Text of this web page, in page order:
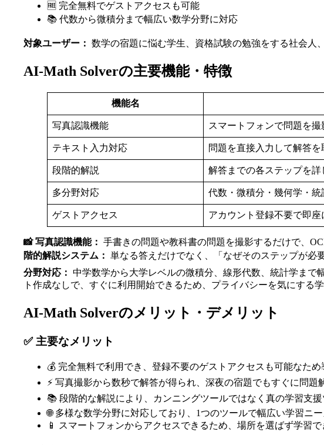
🆓 完全無料でゲストアクセスも可能
📚 代数から微積分まで幅広い数学分野に対応
対象ユーザー： 数学の宿題に悩む学生、資格試験の勉強をする社会人
AI-Math Solverの主要機能・特徴
機能名
写真認識機能 スマートフォンで問題を
テキスト入力対応 問題を直接入力して解答
段階的解説 解答までの各ステップを
多分野対応 代数・微積分・幾何学・
ゲストアクセス アカウント登録不要で即座
📸 写真認識機能： 手書きの問題や教科書の問題を撮影するだけで、
階的解説システム： 単なる答えだけでなく、「なぜそのステップが必
分野対応： 中学数学から大学レベルの微積分、線形代数、統計学まで
ト作成なしで、すぐに利用開始できるため、プライバシーを気にする
AI-Math Solverのメリット・デメリット
✅ 主要なメリット
💰 完全無料で利用でき、登録不要のゲストアクセスも可能なため
⚡ 写真撮影から数秒で解答が得られ、深夜の宿題でもすぐに問題
📚 段階的な解説により、カンニングツールではなく真の学習支
🌐 多様な数学分野に対応しており、1つのツールで幅広い学習ニ
📱 スマートフォンからアクセスできるため、場所を選ばず学習で